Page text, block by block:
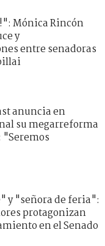
Mónica Rincón
y
entre senadoras
anuncia en
su megarreforma
y "señora de feria":
protagonizan
en el Senado